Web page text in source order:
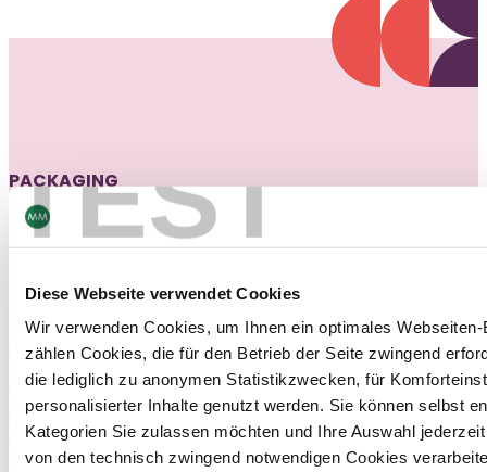
TEST
Diese Webseite verwendet Cookies
Wir verwenden Cookies, um Ihnen ein optimales
zählen Cookies, die für den Betrieb der Seite zwingend
die lediglich zu anonymen Statistikzwecken, für
personalisierter Inhalte genutzt werden. Sie können selbst
Kategorien Sie zulassen möchten und Ihre Auswahl
von den technisch zwingend notwendigen Cookies
PACKAGING
News
Erfahre mehr über die Kartonindustrie.
Packaging
19/12/25
Pharma & HC Industry Insights
Zukunft der sekundären Pharma-
Verpackungen in den USA: Einblicke von
Russell Hill